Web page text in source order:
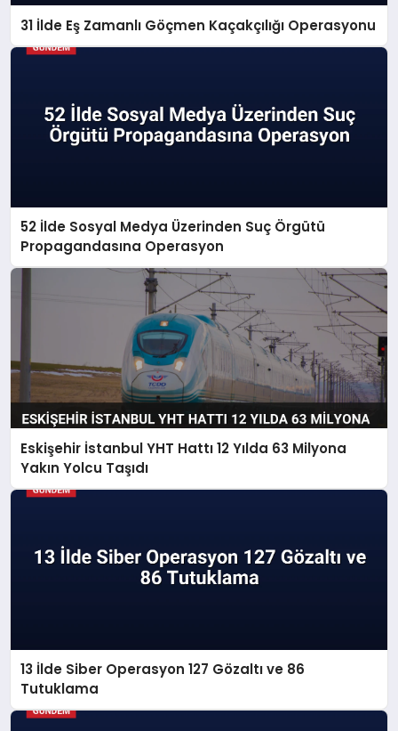
31 İlde Eş Zamanlı Göçmen Kaçakçılığı Operasyonu
52 İlde Sosyal Medya Üzerinden Suç Örgütü
Propagandasına Operasyon
Eskişehir İstanbul YHT Hattı 12 Yılda 63 Milyona
Yakın Yolcu Taşıdı
13 İlde Siber Operasyon 127 Gözaltı ve 86
Tutuklama